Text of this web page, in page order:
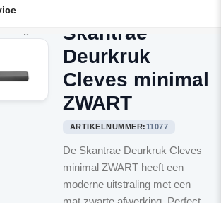
Skantrae
Deurkruk
Cleves minimal
ZWART
ARTIKELNUMMER:11077
De Skantrae Deurkruk Cleves
minimal ZWART heeft een
moderne uitstraling met een